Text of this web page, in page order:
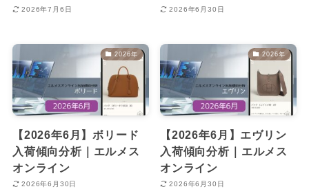
2026年7月6日 2026年6月30日
2026年
【2026年6月】ボリード
入荷傾向分析｜エルメス
オンライン
2026年6月30日
2026年
【2026年6月】エヴリン
入荷傾向分析｜エルメス
オンライン
2026年6月30日